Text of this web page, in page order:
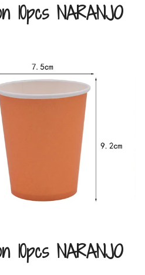
10pcs NARANJO
10pcs NARANJO